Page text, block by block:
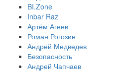
BI.Zone
Inbar Raz
Артём Агеев
Роман Рогозин
Андрей Медведев
Безопасность
Андрей Чапчаев